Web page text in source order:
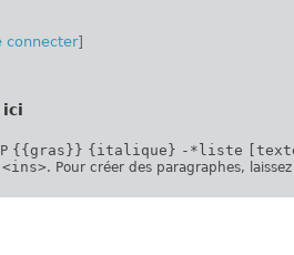
connecter]
{{gras}} {italique} -*liste
<ins>. Pour créer des paragraphes,